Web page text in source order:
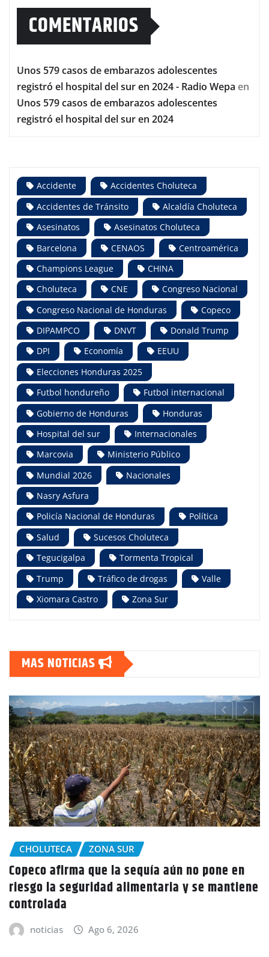
COMENTARIOS
Unos 579 casos de embarazos adolescentes
registró el hospital del sur en 2024 - Radio Wepa en
Unos 579 casos de embarazos adolescentes
registró el hospital del sur en 2024
Accidente
Accidentes Choluteca
Accidentes de Tránsito
Alcaldía Choluteca
Asesinatos
Asesinatos Choluteca
Barcelona
CENAOS
Centroamérica
Champions League
CHINA
Choluteca
CNE
Congreso Nacional
Congreso Nacional de Honduras
Copeco
DIPAMPCO
DNVT
Donald Trump
DPI
Economía
EEUU
Elecciones Honduras 2025
Futbol hondureño
Futbol internacional
Gobierno de Honduras
Honduras
Hospital del sur
Internacionales
Marcovia
Ministerio Público
Mundial 2026
Nacionales
Nasry Asfura
Policía Nacional de Honduras
Política
Salud
Sucesos Choluteca
Tegucigalpa
Tormenta Tropical
Trump
Tráfico de drogas
Valle
Xiomara Castro
Zona Sur
MAS NOTICIAS
pone en
mantiene
CHOLUTECA
Policía Nacional desaloja a
tierras en El Tulito, Choluteca